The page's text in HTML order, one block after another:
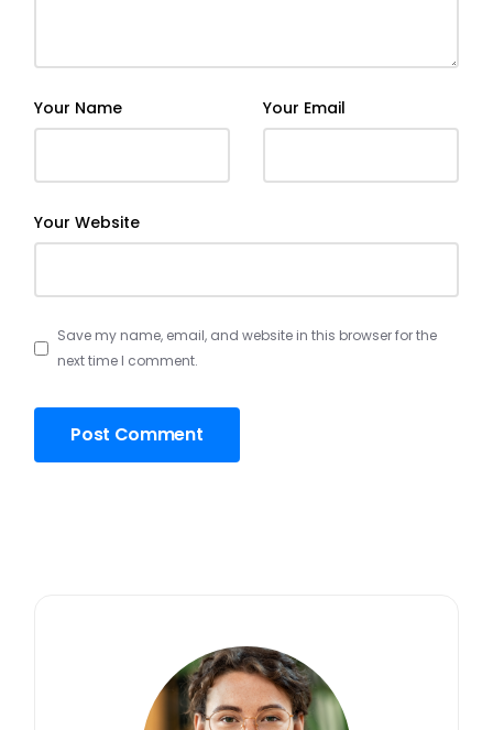
Your Name Your Email
Your Website
Save my name, email, and website in this browser for the
next time I comment.
Post Comment